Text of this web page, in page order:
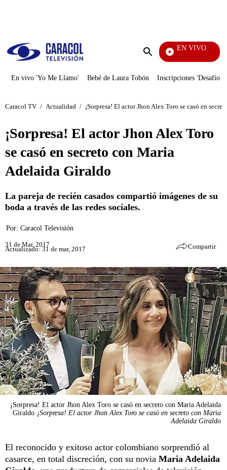
Enviar
EN VIVO
En vivo 'Yo Me Llamo' Bebé de Laura Tobón Inscripciones 'Desafío'
Caracol TV / Actualidad / ¡Sorpresa! El actor Jhon Alex Toro se casó en
¡Sorpresa! El actor Jhon Alex Toro
se casó en secreto con Maria
Adelaida Giraldo
La pareja de recién casados compartió imágenes de su
boda a través de las redes sociales.
Por: Caracol Televisión
31 de Mar, 2017
Actualizado: 31 de mar, 2017 Compartir
¡Sorpresa! El actor Jhon Alex Toro se casó en secreto con Maria Adelaida
Giraldo ¡Sorpresa! El actor Jhon Alex Toro se casó en secreto con Maria
Adelaida Giraldo
El reconocido y exitoso actor colombiano sorprendió al
casarce, en total discreción, con su novia Maria Adelaida